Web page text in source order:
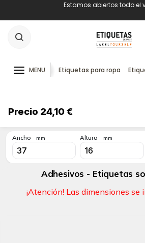
Estamos abiertos todo el
MENU Etiquetas para ropa